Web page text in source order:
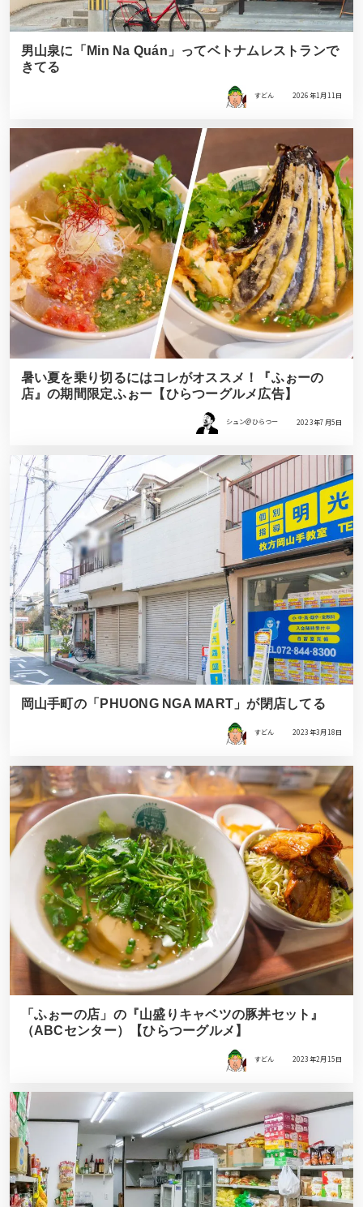
男山泉に「Min Na Quán」ってベトナムレストランで
きてる
すどん 2026年1月11日
暑い夏を乗り切るにはコレがオススメ！『ふぉーの
店』の期間限定ふぉー【ひらつーグルメ広告】
シュン@ひらつー 2023年7月5日
岡山手町の「PHUONG NGA MART」が閉店してる
すどん 2023年3月18日
「ふぉーの店」の『山盛りキャベツの豚丼セット』
（ABCセンター）【ひらつーグルメ】
すどん 2023年2月15日